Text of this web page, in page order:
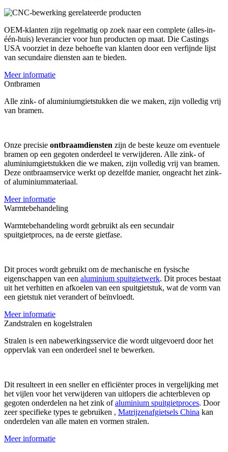
OEM-klanten zijn regelmatig op zoek naar een complete (alles-in-
één-huis) leverancier voor hun producten op maat. Die Castings
USA voorziet in deze behoefte van klanten door een verfijnde lijst
van secundaire diensten aan te bieden.
Meer informatie
Ontbramen
Alle zink- of aluminiumgietstukken die we maken, zijn volledig vrij
van bramen.
Onze precisie ontbraamdiensten zijn de beste keuze om eventuele
bramen op een gegoten onderdeel te verwijderen. Alle zink- of
aluminiumgietstukken die we maken, zijn volledig vrij van bramen.
Deze ontbraamservice werkt op dezelfde manier, ongeacht het zink-
of aluminiummateriaal.
Meer informatie
Warmtebehandeling
Warmtebehandeling wordt gebruikt als een secundair
spuitgietproces, na de eerste gietfase.
Dit proces wordt gebruikt om de mechanische en fysische
eigenschappen van een aluminium spuitgietwerk. Dit proces bestaat
uit het verhitten en afkoelen van een spuitgietstuk, wat de vorm van
een gietstuk niet verandert of beïnvloedt.
Meer informatie
Zandstralen en kogelstralen
Stralen is een nabewerkingsservice die wordt uitgevoerd door het
oppervlak van een onderdeel snel te bewerken.
Dit resulteert in een sneller en efficiënter proces in vergelijking met
het vijlen voor het verwijderen van uitlopers die achterbleven op
gegoten onderdelen na het zink ofaluminium spuitgietproces. Door
zeer specifieke types te gebruiken , Matrijzenafgietsels China kan
onderdelen van alle maten en vormen stralen.
Meer informatie